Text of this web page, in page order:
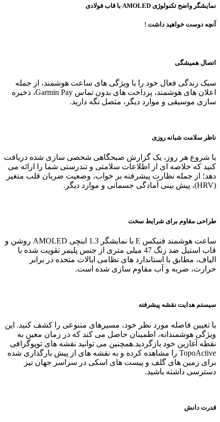
نمایشگر واضح تکنولوژی AMOLED با قاب فولادی
آنچه دوست خواهید داشت !
اتصال همیشگی
سبک زندگی فعال خود را با ویژگی‌ های ساعت هوشمند، از جمله
اعلان‌ های هوشمند، پرداخت‌ های بدون تماس Garmin Pay، ذخیره‌
سازی موسیقی و موارد دیگر، متصل نگه دارید.
ناظر سلامت شبانه روزی
با شروع هر روز، یک گزارش صبحگاهی شخصی‌ سازی شده دریافت
کنید که خلاصه‌ ای از اطلاعات سلامتی و تندرستی شما را ارائه می‌
دهد؛ از جمله نظارت پیشرفته بر خواب، وضعیت ضربان قلب متغیر
(HRV)، پیش‌ بینی آمادگی جسمانی و موارد دیگر.
طراحی مقاوم برای شرایط سخت
ساعت هوشمند فنیکس E با نمایشگر 1.3 اینچی AMOLED روشن و
قاب استیل ضد زنگ 47 میلی‌ متری از جنس پلیمر تقویت‌ شده با
الیاف، مطابق با استاندارد های نظامی ایالات متحده در برابر
حرارت، ضربه و آب مقاوم‌ سازی شده است.
سیستم هدایت نقشه پیشرفته
با تعیین فاصله مورد نظر خود، مسیرهای متنوعی را کشف کنید. این
ویژگی هوشمندانه، اطمینان حاصل می‌ کند که در زمان معین به
نقطه آغازین خود بازگردید.همچنین می‌ توانید نقشه‌ های توپوگرافی
TopoActive را مشاهده کرده و به نقشه‌ های از پیش بارگذاری شده
برای زمین‌ های گلف و پیست‌ های اسکی در سراسر جهان نیز
دسترسی داشته باشید.
قدرت دانش